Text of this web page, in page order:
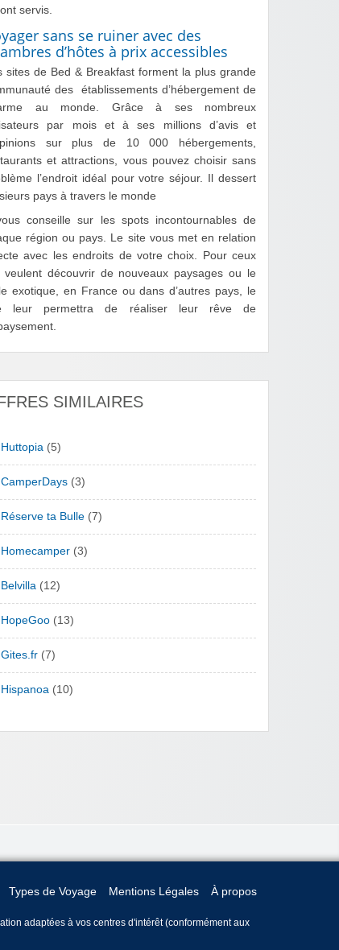
servis.
sans se ruiner avec des
d’hôtes à prix accessibles
sites de Bed & Breakfast forment la plus grande
des établissements d’hébergement de
au monde. Grâce à ses nombreux
par mois et à ses millions d’avis et
sur plus de 10 000 hébergements,
et attractions, vous pouvez choisir sans
l’endroit idéal pour votre séjour. Il dessert
pays à travers le monde
conseille sur les spots incontournables de
région ou pays. Le site vous met en relation
avec les endroits de votre choix. Pour ceux
veulent découvrir de nouveaux paysages ou le
exotique, en France ou dans d’autres pays, le
leur permettra de réaliser leur rêve de
SIMILAIRES
Huttopia (5)
CamperDays (3)
Réserve ta Bulle (7)
Homecamper (3)
Belvilla (12)
HopeGoo (13)
Gites.fr (7)
Hispanoa (10)
Types de Voyage Mentions Légales À propos
adaptées à vos centres d'intérêt (conformément aux